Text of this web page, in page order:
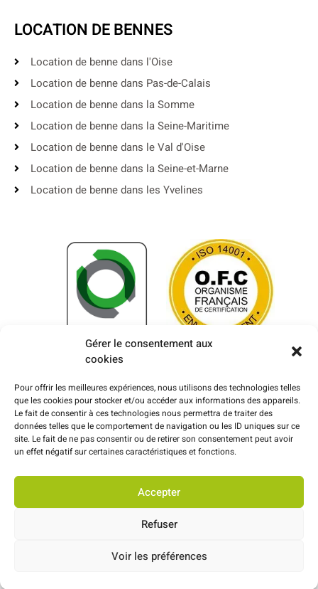
Gérer le consentement aux
cookies
Pour offrir les meilleures expériences, nous utilisons des technologies telles
que les cookies pour stocker et/ou accéder aux informations des appareils.
Le fait de consentir à ces technologies nous permettra de traiter des
données telles que le comportement de navigation ou les ID uniques sur ce
site. Le fait de ne pas consentir ou de retirer son consentement peut avoir
un effet négatif sur certaines caractéristiques et fonctions.
Accepter
Refuser
Voir les préférences
LOCATION DE BENNES
Location de benne dans l'Oise
Location de benne dans Pas-de-Calais
Location de benne dans la Somme
Location de benne dans la Seine-Maritime
Location de benne dans le Val d'Oise
Location de benne dans la Seine-et-Marne
Location de benne dans les Yvelines
© 2022 Tous droits réservés –Mentions légales